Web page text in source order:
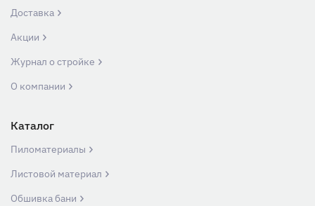
Доставка
Акции
Журнал о стройке
О компании
Каталог
Пиломатериалы
Листовой материал
Обшивка бани